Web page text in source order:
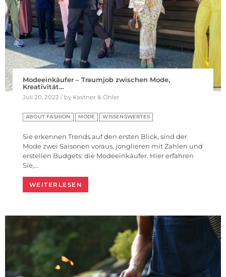
Modeeinkäufer – Traumjob zwischen Mode,
Kreativität…
Juli 20, 2022 / by Kastner & Öhler
ABOUT FASHION MODE WISSENSWERTES
Sie erkennen Trends auf den ersten Blick, sind der
Mode zwei Saisonen voraus, jonglieren mit Zahlen und
erstellen Budgets: die Modeeinkäufer. Hier erfahren
Sie,…
WEITERLESEN